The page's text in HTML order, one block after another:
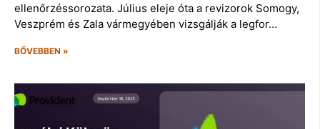
ellenőrzéssorozata. Július eleje óta a revizorok Somogy,
Veszprém és Zala vármegyében vizsgálják a legfor…
BŐVEBBEN »